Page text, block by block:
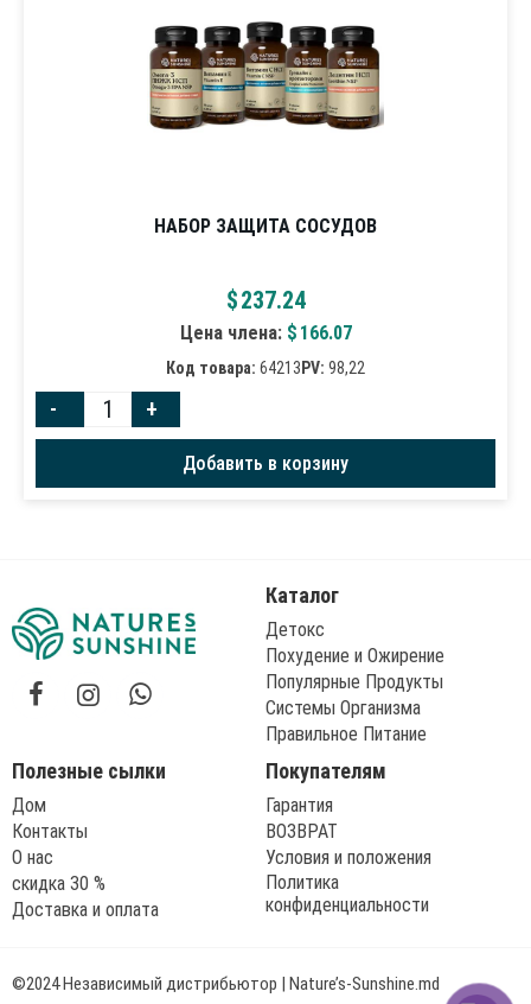
НАБОР ЗАЩИТА СОСУДОВ
$237.24
Цена члена: $ 166.07
Код товара: 64213 PV: 98,22
- +
Добавить в корзину
Каталог
Детокс
Похудение и Ожирение
Популярные Продукты
Системы Организма
Правильное Питание
Полезные сылки
Дом
Контакты
О нас
скидка 30 %
Доставка и оплата
Покупателям
Гарантия
ВОЗВРАТ
Условия и положения
Политика
конфиденциальности
©2024 Независимый дистрибьютор | Nature’s-Sunshine.md